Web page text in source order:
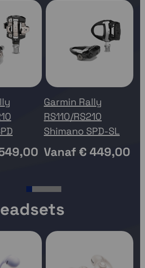
Garmin Rally
RS110/RS210
Shimano SPD-SL
Vanaf € 449,00
1 23456